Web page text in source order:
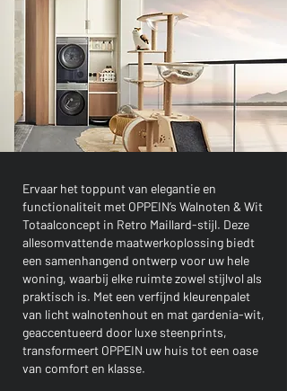
Ervaar het toppunt van elegantie en
functionaliteit met OPPEIN’s Walnoten & Wit
Totaalconcept in Retro Maillard-stijl. Deze
allesomvattende maatwerkoplossing biedt
een samenhangend ontwerp voor uw hele
woning, waarbij elke ruimte zowel stijlvol als
praktisch is. Met een verfijnd kleurenpalet
van licht walnotenhout en mat gardenia-wit,
geaccentueerd door luxe steenprints,
transformeert OPPEIN uw huis tot een oase
van comfort en klasse.